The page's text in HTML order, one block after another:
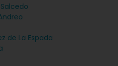
de La Espada